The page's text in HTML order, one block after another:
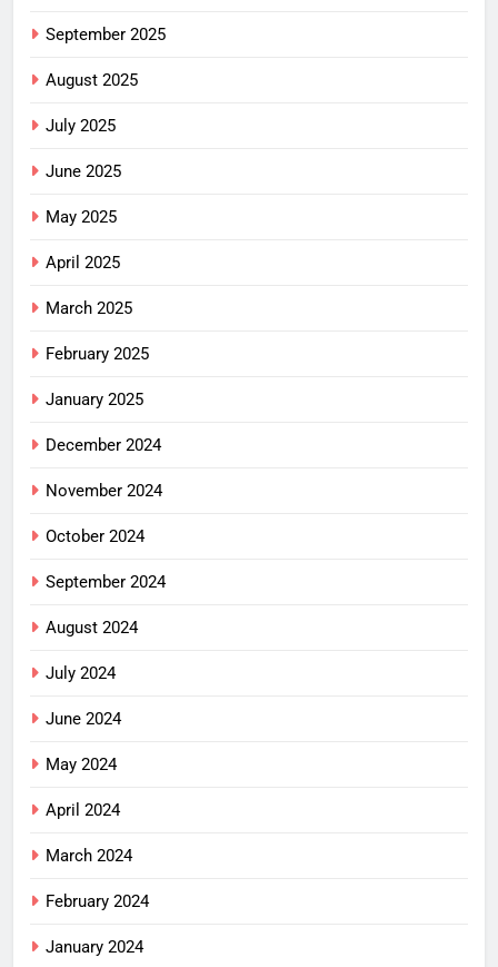
September 2025
August 2025
July 2025
June 2025
May 2025
April 2025
March 2025
February 2025
January 2025
December 2024
November 2024
October 2024
September 2024
August 2024
July 2024
June 2024
May 2024
April 2024
March 2024
February 2024
January 2024